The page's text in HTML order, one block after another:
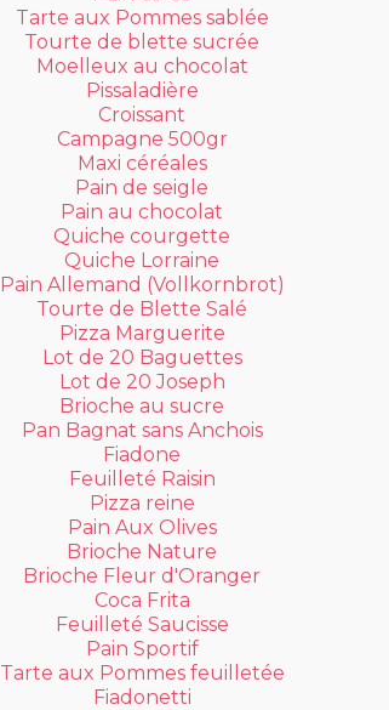
Tarte aux Pommes sablée
Tourte de blette sucrée
Moelleux au chocolat
Pissaladière
Croissant
Campagne 500gr
Maxi céréales
Pain de seigle
Pain au chocolat
Quiche courgette
Quiche Lorraine
Pain Allemand (Vollkornbrot)
Tourte de Blette Salé
Pizza Marguerite
Lot de 20 Baguettes
Lot de 20 Joseph
Brioche au sucre
Pan Bagnat sans Anchois
Fiadone
Feuilleté Raisin
Pizza reine
Pain Aux Olives
Brioche Nature
Brioche Fleur d'Oranger
Coca Frita
Feuilleté Saucisse
Pain Sportif
Tarte aux Pommes feuilletée
Fiadonetti